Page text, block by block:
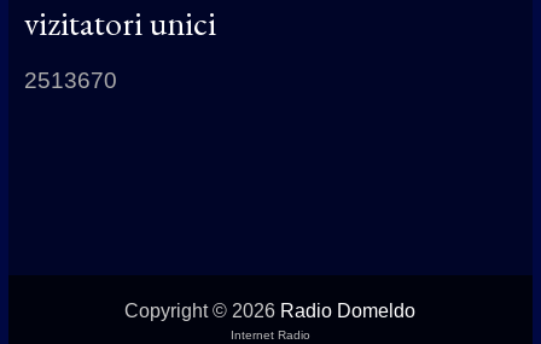
vizitatori unici
2513670
Copyright © 2026 Radio Domeldo
Internet Radio